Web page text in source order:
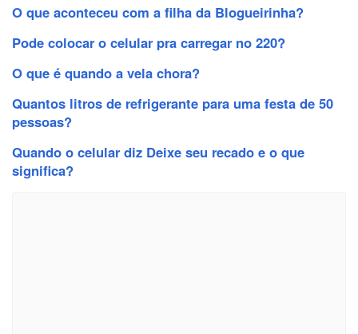
O que aconteceu com a filha da Blogueirinha?
Pode colocar o celular pra carregar no 220?
O que é quando a vela chora?
Quantos litros de refrigerante para uma festa de 50
pessoas?
Quando o celular diz Deixe seu recado e o que
significa?